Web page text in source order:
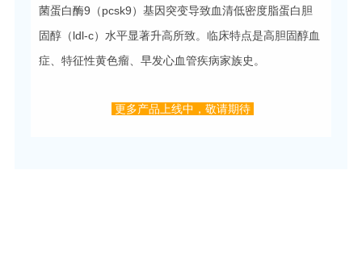
菌蛋白酶9（pcsk9）基因突变导致血清低密度脂蛋白胆
固醇（ldl-c）水平显著升高所致。临床特点是高胆固醇血
症、特征性黄色瘤、早发心血管疾病家族史。
更多产品上线中，敬请期待